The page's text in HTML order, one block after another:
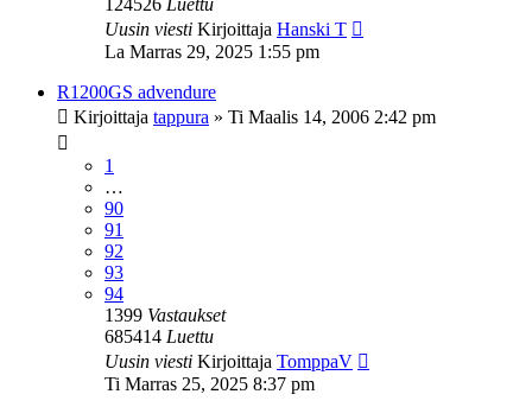
Uusin viesti Kirjoittaja Hanski T
La Marras 29, 2025 1:55 pm
R1200GS advendure
Kirjoittaja tappura » Ti Maalis 14, 2006 2:42 pm
1
…
90
91
92
93
94
1399 Vastaukset
685414 Luettu
Uusin viesti Kirjoittaja TomppaV
Ti Marras 25, 2025 8:37 pm